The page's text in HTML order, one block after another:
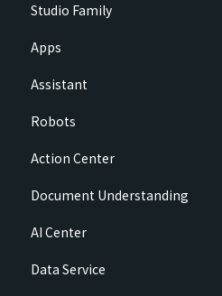
Studio Family
Apps
Assistant
Robots
Action Center
Document Understanding
AI Center
Data Service